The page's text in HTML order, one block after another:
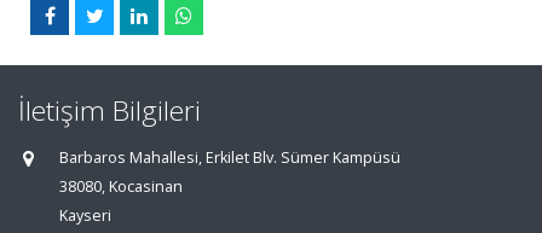
İletişim Bilgileri
Barbaros Mahallesi, Erkilet Blv. Sümer Kampüsü
38080, Kocasinan
Kayseri